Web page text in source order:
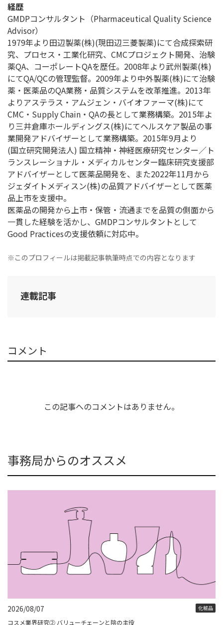
経歴
GMDPコンサルタント（Pharmaceutical Quality Science
Advisor）
1979年より田辺製薬(株)(現田辺三菱製薬)にて合成探索研
究、プロセス・工業化研究、CMCプロジェクト開発、治験
薬QA、コーポレートQAを歴任。2008年より武州製薬(株)
にてQA/QCの管理監督。2009年より中外製薬(株)にて治験
薬・医薬品のQA業務・品質システムを改革推進。2013年
よりアステラス・アムジェン・バイオファーマ(株)にて
CMC・Supply Chain・QAの長として業務構築。2015年よ
り三井倉庫ホールディングス(株)にてヘルスケア製品の事
業開発アドバイザーとして業務構築。2015年9月より
(国立研究開発法人) 国立精神・神経医療研究センター／ト
ランスレーショナル・メディカルセンター臨床研究支援部
アドバイザーとして医薬品開発を、また2022年11月から
ジェダイトメディスン(株)の品質アドバイザーとして医薬
品上市を支援中。
医薬品の開発から上市・保管・流通までを品質の側面から
一貫した経験を活かし、GMDPコンサルタントとして
Good Practicesの支援依頼に対応中。
※このプロフィールは掲載記事執筆時点での内容となります
連載記事
コメント
この記事へのコメントはありません。
事務局からのオススメ
2026/08/07 化粧品
コスメ業界研究② バリューチェーンと陰の主役